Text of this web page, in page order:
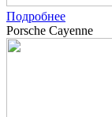
Подробнее
Porsche Cayenne